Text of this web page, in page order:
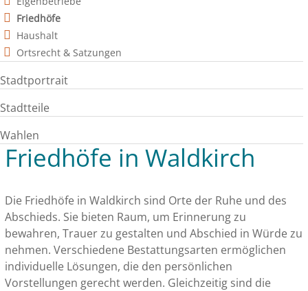
Friedhöfe
Haushalt
Ortsrecht & Satzungen
Stadtportrait
Stadtteile
Wahlen
Friedhöfe in Waldkirch
Die Friedhöfe in Waldkirch sind Orte der Ruhe und des
Abschieds. Sie bieten Raum, um Erinnerung zu
bewahren, Trauer zu gestalten und Abschied in Würde zu
nehmen. Verschiedene Bestattungsarten ermöglichen
individuelle Lösungen, die den persönlichen
Vorstellungen gerecht werden. Gleichzeitig sind die